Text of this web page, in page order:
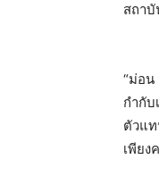
สถา
“ม่อน
กำกับ
ตัวแ
เพียง